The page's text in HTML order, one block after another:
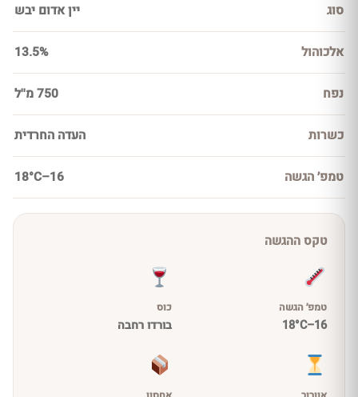
סוג יין אדום יבש
אלכוהול 13.5%
נפח 750 מ''ל
כשרות העדה החרדית
טמפ׳ הגשה 16–18°C
טקס ההגשה
טמפ׳ הגשה
16–18°C
כוס
בורדו רחבה